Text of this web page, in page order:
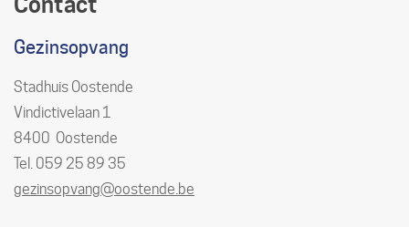
Gezinsopvang
Gebouw
Stadhuis Oostende
Vindictivelaan 1
,8400 Oostende
Tel./GSM
059 25 89 35
E-
gezinsopvang@oostende.be